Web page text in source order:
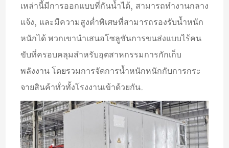
เหล่านี้มีการออกแบบที่กันน้ำได้, สามารถทำงานกลาง
แจ้ง, และมีความสูงต่ำพิเศษที่สามารถรองรับน้ำหนัก
หนักได้ พวกเขานำเสนอโซลูชันการขนส่งแบบไร้คน
ขับที่ครอบคลุมสำหรับอุตสาหกรรมการกักเก็บ
พลังงาน โดยรวมการจัดการน้ำหนักหนักกับการกระ
จายสินค้าทั่วทั้งโรงงานเข้าด้วยกัน.